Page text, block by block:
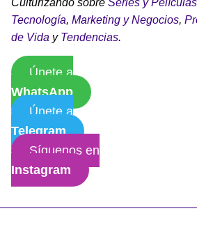
Culturizando sobre Series y Películas
Tecnología, Marketing y Negocios,
de Vida y Tendencias.
Únete a
WhatsApp
Únete a
Telegram
Síguenos en
Instagram